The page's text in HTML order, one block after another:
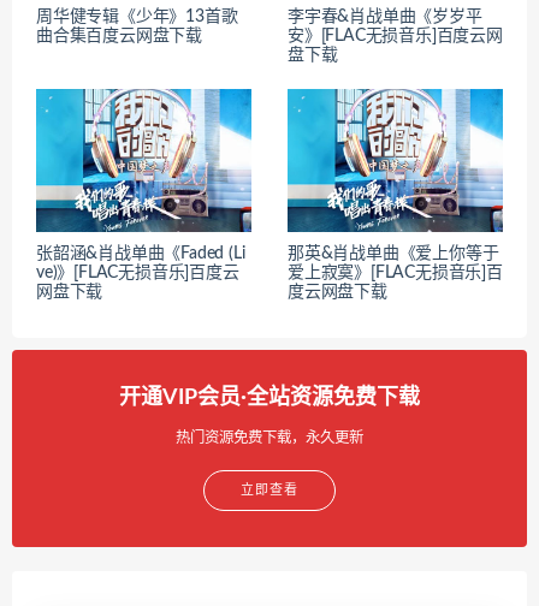
周华健专辑《少年》13首歌
曲合集百度云网盘下载
李宇春&肖战单曲《岁岁平
安》[FLAC无损音乐]百度云网
盘下载
张韶涵&肖战单曲《Faded (Li
ve)》[FLAC无损音乐]百度云
网盘下载
那英&肖战单曲《爱上你等于
爱上寂寞》[FLAC无损音乐]百
度云网盘下载
开通VIP会员·全站资源免费下载
热门资源免费下载，永久更新
立即查看